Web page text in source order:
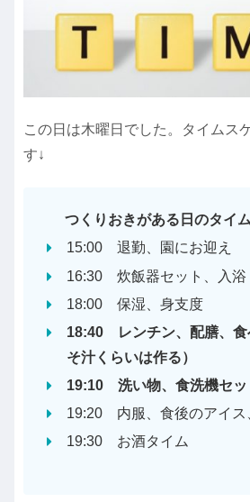
この日は木曜日でした。タイムス
す↓
つくりおきがある日のタイ
15:00 退勤、園にお迎え
16:30 炊飯器セット、入浴
18:00 保湿、身支度
18:40 レンチン、配膳、食
そ汁くらいは作る）
19:10 洗い物、食洗機セッ
19:20 内服、食後のアイス
19:30 お酒タイム